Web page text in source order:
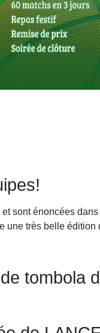
sont énoncées
une très belle édition
tombola